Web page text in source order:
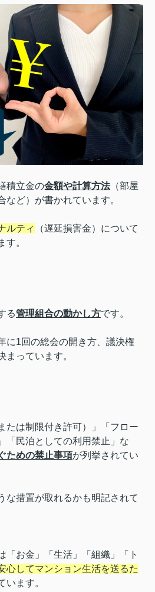
積立金の金額や計算方法（部屋
など）が書かれています。
ルティ
（遅延損害金）について
す。
る管理組合の動かし方です。
に1回の総会の開き方、議決権
まっています。
たは制限付き許可）」「フロー
「民泊としての利用禁止」な
ための禁止事項が列挙されてい
な措置が取れるかも明記されて
「お金」「生活」「組織」「ト
心してマンション生活を送るた
います。